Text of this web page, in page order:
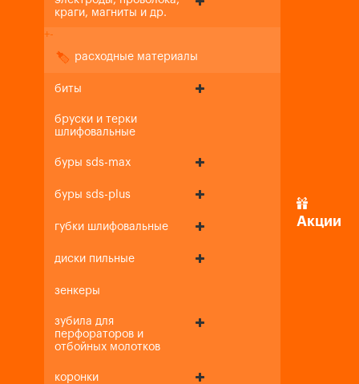
краги, магниты и др.
+-
расходные материалы
биты
бруски и терки
шлифовальные
буры sds-max
буры sds-plus
губки шлифовальные
диски пильные
зенкеры
зубила для
перфораторов и
отбойных молотков
коронки
Акции